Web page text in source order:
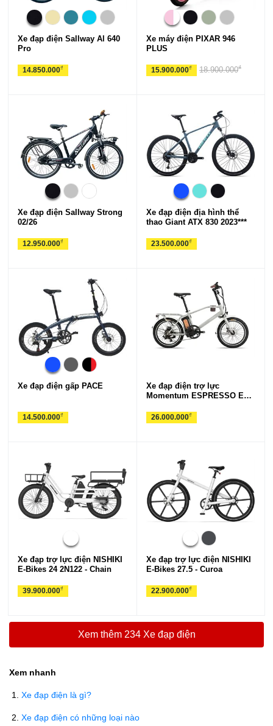
Xe đạp điện Sallway Al 640
Pro
14.850.000₫
Xe máy điện PIXAR 946
PLUS
15.900.000₫ 18.900.000₫
Xe đạp điện Sallway Strong
02/26
12.950.000₫
Xe đạp điện địa hình thể
thao Giant ATX 830 2023***
23.500.000₫
Xe đạp điện gấp PACE
14.500.000₫
Xe đạp điện trợ lực
Momentum ESPRESSO E+
26.000.000₫
Xe đạp trợ lực điện NISHIKI
E-Bikes 24 2N122 - Chain
39.900.000₫
Xe đạp trợ lực điện NISHIKI
E-Bikes 27.5 - Curoa
22.900.000₫
Xem thêm 234 Xe đạp điện
Xem nhanh
Xe đạp điện là gì?
Xe đạp điện có những loại nào